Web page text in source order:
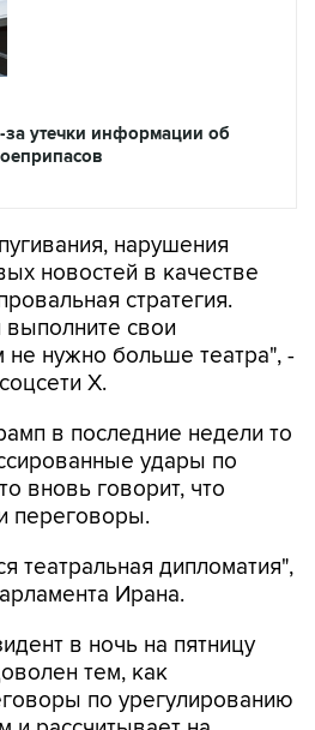
утечки информации об
нарушения
новостей в качестве
стратегия.
свои
не нужно больше театра", -
X.
в последние недели то
удары по
вновь говорит, что
переговоры.
театральная дипломатия",
Ирана.
в ночь на пятницу
тем, как
по урегулированию